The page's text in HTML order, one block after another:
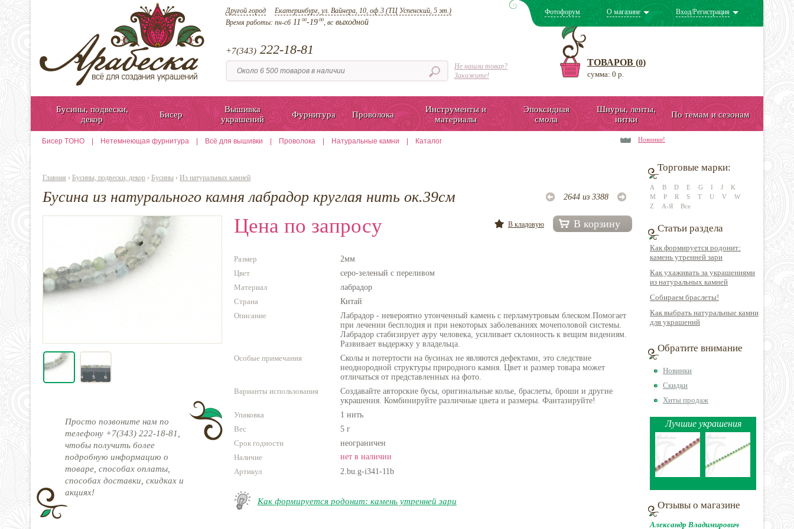
Другой город Екатеринбург, ул. Вайнера, 10, оф.3 (ТЦ Успенский, 5 эт.)
Время работы: пн-сб11 00-19 00, всвыходной
+7(343) 222-18-81
Не нашли товар?
Закажите!
Фотофорум О магазине Вход/Регистрация
ТОВАРОВ (0)
сумма: 0 р.
Бусины, подвески,
декор
Бисер
Вышивка
украшений
Фурнитура Проволока
Инструменты и
материалы
Эпоксидная
смола
Шнуры, ленты,
нитки
По темам и сезонам
Бисер TOHO Нетемнеющая фурнитура Всё для вышивки Проволока Натуральные камни Каталог Новинки!
Главная › Бусины, подвески, декор › Бусины › Из натуральных камней
Бусина из натурального камня лабрадор круглая нить ок.39см 2644 из 3388
Просто позвоните нам по
телефону +7(343) 222-18-81,
чтобы получить более
подробную информацию о
товаре, способах оплаты,
способах доставки, скидках и
акциях!
Цена по запросу В корзину
В кладовую
Размер
2мм
Цвет
серо-зеленый с переливом
Материал
лабрадор
Страна
Китай
Описание
Лабрадор - невероятно утонченный камень с перламутровым блеском.Помогает
при лечении бесплодия и при некоторых заболеваниях мочеполовой системы.
Лабрадор стабизирует ауру человека, усиливает склонность к вещим видениям.
Развивает выдержку у владельца.
Особые примечания
Сколы и потертости на бусинах не являются дефектами, это следствие
неоднородной структуры природного камня. Цвет и размер товара может
отличаться от представленных на фото.
Варианты использования
Создавайте авторские бусы, оригинальные колье, браслеты, броши и другие
украшения. Комбинируйте различные цвета и размеры. Фантазируйте!
Упаковка
1 нить
Вес
5 г
Срок годности
неограничен
Наличие
нет в наличии
Артикул
2.bu.g-i341-11b
Как формируется родонит: камень утренней зари
Торговые марки:
A B D E G I J
K
M
P R S T U V
W
Z
А-Я Все
Статьи раздела
Как формируется родонит:
камень утренней зари
Как ухаживать за украшениями
из натуральных камней
Собираем браслеты!
Как выбрать натуральные камни
для украшений
Обратите внимание
Новинки
Скидки
Хиты продаж
Лучшие украшения
Отзывы о магазине
Александр Владимирович